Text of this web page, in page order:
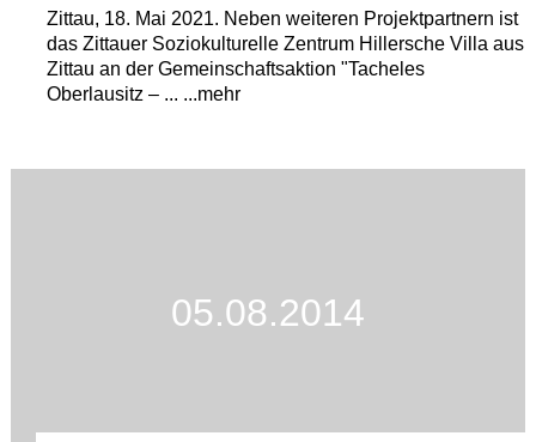
Zittau, 18. Mai 2021. Neben weiteren Projektpartnern ist
das Zittauer Soziokulturelle Zentrum Hillersche Villa aus
Zittau an der Gemeinschaftsaktion "Tacheles
Oberlausitz – ... ...mehr
05.08.2014